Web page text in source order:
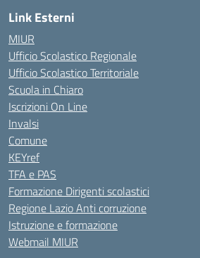
Link Esterni
MIUR
Ufficio Scolastico Regionale
Ufficio Scolastico Territoriale
Scuola in Chiaro
Iscrizioni On Line
Invalsi
Comune
KEYref
TFA e PAS
Formazione Dirigenti scolastici
Regione Lazio Anti corruzione
Istruzione e formazione
Webmail MIUR